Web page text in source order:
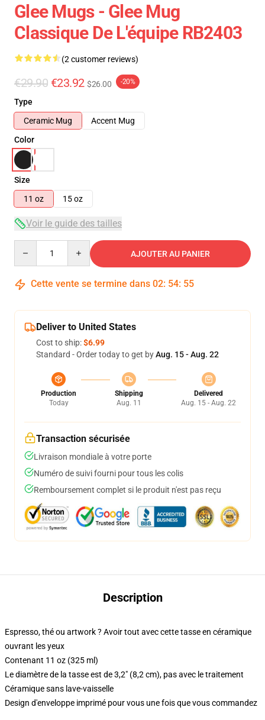
Glee Mugs - Glee Mug
Classique De L'équipe RB2403
(2 customer reviews)
€29.90 €23.92 $26.00 -20%
Type
Ceramic Mug
Accent Mug
Color
Size
11 oz
15 oz
Voir le guide des tailles
AJOUTER AU PANIER
Cette vente se termine dans 02: 54: 54
Deliver to United States
Cost to ship:$6.99
Standard - Order today to get byAug. 15 - Aug. 22
Production
Today
Shipping
Aug. 11
Delivered
Aug. 15 - Aug. 22
Transaction sécurisée
Livraison mondiale à votre porte
Numéro de suivi fourni pour tous les colis
Remboursement complet si le produit n'est pas reçu
Description
Espresso, thé ou artwork ? Avoir tout avec cette tasse en céramique
ouvrant les yeux
Contenant 11 oz (325 ml)
Le diamètre de la tasse est de 3,2" (8,2 cm), pas avec le traitement
Céramique sans lave-vaisselle
Design d'enveloppe imprimé pour vous une fois que vous commandez